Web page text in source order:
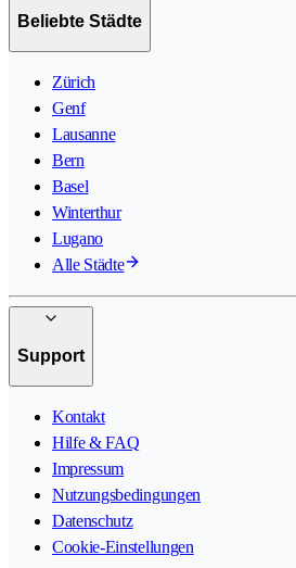
Beliebte Städte
Zürich
Genf
Lausanne
Bern
Basel
Winterthur
Lugano
Alle Städte
Support
Kontakt
Hilfe & FAQ
Impressum
Nutzungsbedingungen
Datenschutz
Cookie-Einstellungen